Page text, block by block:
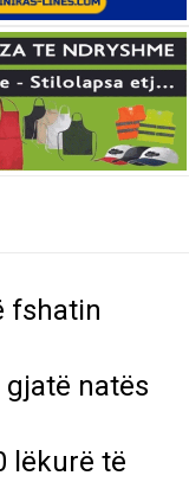
fshatin
natës
lëkurë të